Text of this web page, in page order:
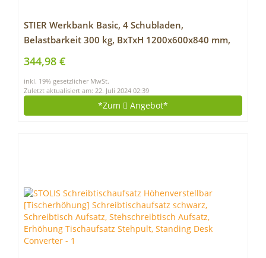
STIER Werkbank Basic, 4 Schubladen,
Belastbarkeit 300 kg, BxTxH 1200x600x840 mm,
mit Pulverbeschichtung
344,98 €
inkl. 19% gesetzlicher MwSt.
Zuletzt aktualisiert am: 22. Juli 2024 02:39
*Zum Angebot*